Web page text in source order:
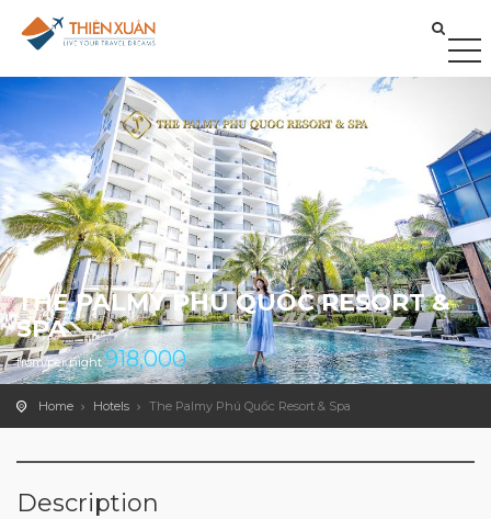
THE PALMY PHÚ QUỐC RESORT &
SPA
from/per night918,000
Home Hotels The Palmy Phú Quốc Resort & Spa
Description